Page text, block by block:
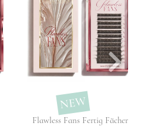
NEW
Flawless Fans Fertig Fächer